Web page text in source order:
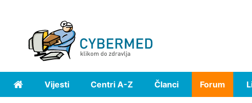
Home Vijesti Centri A-Z Članci Forum